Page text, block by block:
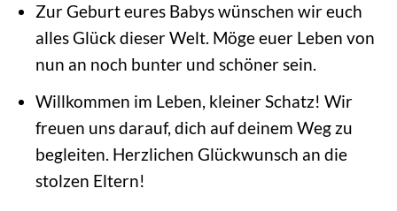
Zur Geburt eures Babys wünschen wir euch
alles Glück dieser Welt. Möge euer Leben von
nun an noch bunter und schöner sein.
Willkommen im Leben, kleiner Schatz! Wir
freuen uns darauf, dich auf deinem Weg zu
begleiten. Herzlichen Glückwunsch an die
stolzen Eltern!